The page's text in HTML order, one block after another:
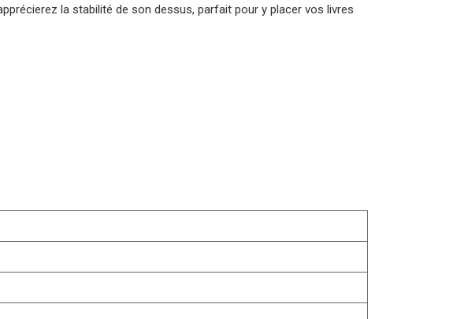
la stabilité de son dessus, parfait pour y placer vos livres